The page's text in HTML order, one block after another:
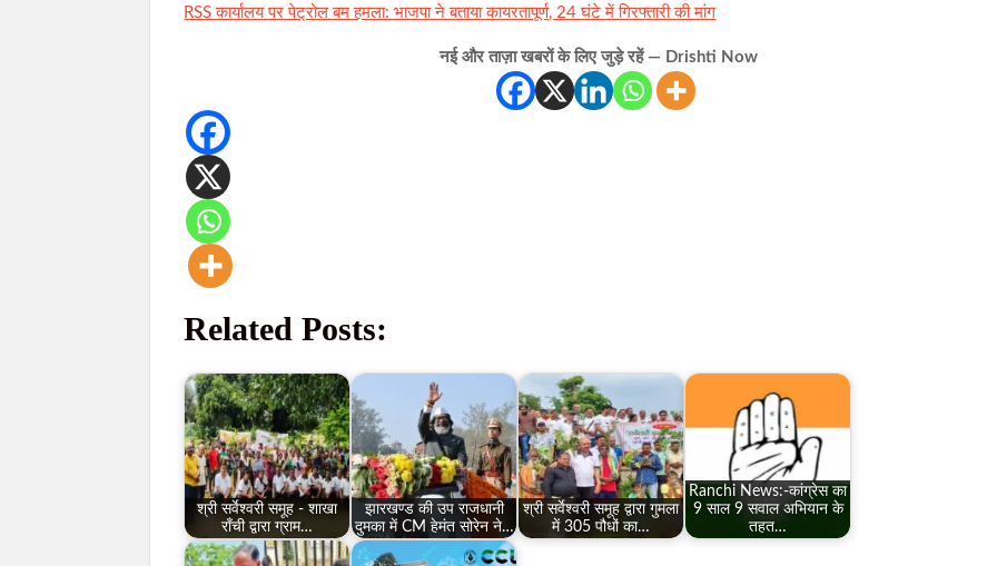
RSS कार्यालय पर पेट्रोल बम हमला: भाजपा ने बताया कायरतापूर्ण, 24 घंटे में गिरफ्तारी की मांग
नई और ताज़ा खबरों के लिए जुड़े रहें — Drishti Now
Related Posts:
श्री सर्वेश्वरी समूह - शाखा
राँची द्वारा ग्राम…
झारखण्ड की उप राजधानी
दुमका में CM हेमंत सोरेन ने…
श्री सर्वेश्वरी समूह द्वारा गुमला
में 305 पौधों का…
Ranchi News:-कांग्रेस का
9 साल 9 सवाल अभियान के
तहत…